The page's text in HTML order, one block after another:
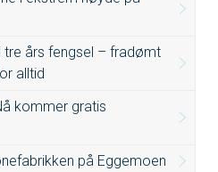
tre års fengsel – fradømt
alltid
kommer gratis
på Eggemoen